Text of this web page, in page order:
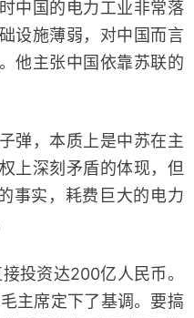
中国的电力工业非常落
设施薄弱，对中国而言
他主张中国依靠苏联的
，本质上是中苏在主
上深刻矛盾的体现，但
事实，耗费巨大的电力
投资达200亿人民币。
主席定下了基调。要搞